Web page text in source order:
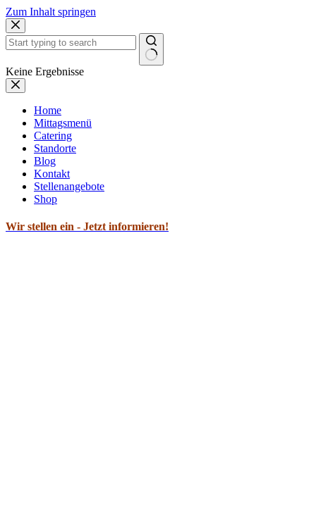
Zum Inhalt springen
Keine Ergebnisse
Home
Mittagsmenü
Catering
Standorte
Blog
Kontakt
Stellenangebote
Shop
Wir stellen ein - Jetzt informieren!